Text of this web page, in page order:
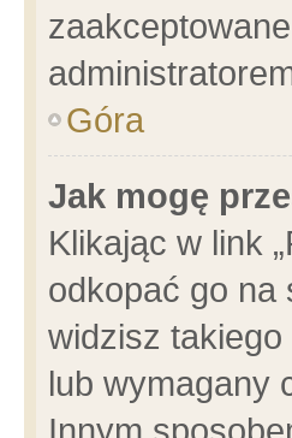
Góra
Jak mogę
Klikając w link
odkopać go na
widzisz takiego
lub wymagany